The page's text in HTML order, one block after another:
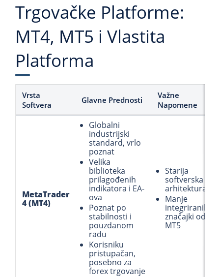
Trgovačke Platforme:
MT4, MT5 i Vlastita
Platforma
Vrsta
Softvera
Glavne Prednosti
Važne
Napomene
MetaTrader
4 (MT4)
Globalni
industrijski
standard, vrlo
poznat
Velika
biblioteka
prilagođenih
indikatora i EA-
ova
Poznat po
stabilnosti i
pouzdanom
radu
Korisniku
pristupačan,
posebno za
forex trgovanje
Starija
softverska
arhitektura
Manje
integriranih
značajki od
MT5